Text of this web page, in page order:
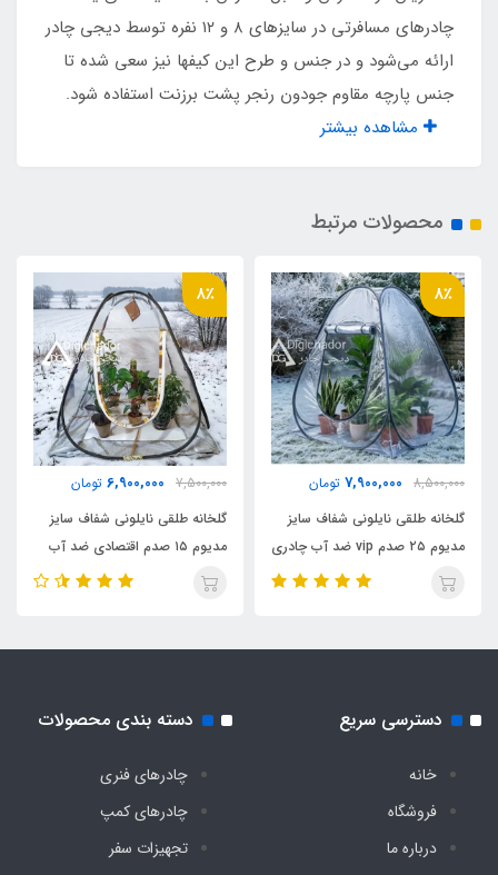
مناسب برای چادرهای
چادرهای مسافرتی در سایزهای ۸ و ۱۲ نفره توسط دیجی چادر
ارائه می‌شود و در جنس و طرح این کیفها نیز سعی شده تا
جنس پارچه مقاوم جودون رنجر پشت برزنت استفاده شود.
مشاهده بیشتر
محصولات مرتبط
8٪
8,500,000
7,900,000 تومان
گلخانه طلقی نایلونی شفاف سایز
مدیوم ۲۵ صدم vip ضد آب چادری
فنری بدون کف دیجی چادر
8٪
7,500,000
6,900,000 تومان
گلخانه طلقی نایلونی شفاف سایز
مدیوم ۱۵ صدم اقتصادی ضد آب
چادری فنری بدون کف دیجی چادر
دسترسی سریع
خانه
فروشگاه
درباره ما
دسته بندی محصولات
چادرهای فنری
چادرهای کمپ
تجهیزات سفر